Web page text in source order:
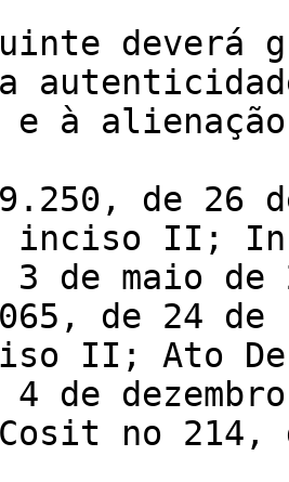
deverá
a
e à
de 26
II;
3 de maio de
de 24
II; Ato
de